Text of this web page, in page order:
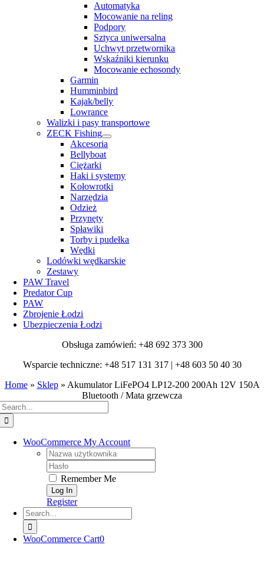
Automatyka
Mocowanie na reling
Podpory
Sztyca uniwersalna
Uchwyt przetwornika
Wskaźniki kierunku
Mocowanie echosondy
Garmin
Humminbird
Kajak/belly
Lowrance
Walizki i pasy transportowe
ZECK Fishing
Akcesoria
Bellyboat
Ciężarki
Haki i systemy
Kołowrotki
Narzędzia
Odzież
Przynęty
Spławiki
Torby i pudełka
Wędki
Lodówki wędkarskie
Zestawy
PAW Travel
Predator Cup
PAW
Zbrojenie Łodzi
Ubezpieczenia Łodzi
Obsługa zamówień: +48 692 373 300
Wsparcie techniczne: +48 517 131 317 | +48 603 50 40 30
Home» Sklep» Akumulator LiFePO4 LP12-200 200Ah 12V 150A
Bluetooth / Mata grzewcza
WooCommerce My Account
Username:
Password:
Remember Me
Register
Search
for:
WooCommerce Cart0